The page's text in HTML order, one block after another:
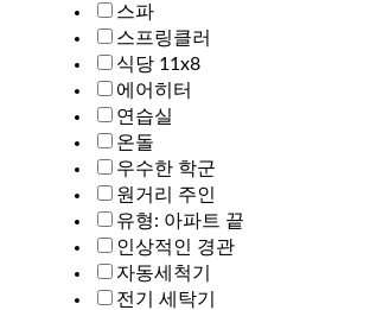
스파
스프링클러
식당 11x8
에어히터
연습실
온돌
우수한 학군
원거리 주인
유형: 아파트 끝
인상적인 경관
자동세척기
전기 세탁기